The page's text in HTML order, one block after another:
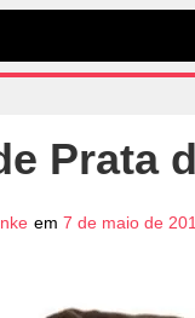
Prata
em 7 de maio de